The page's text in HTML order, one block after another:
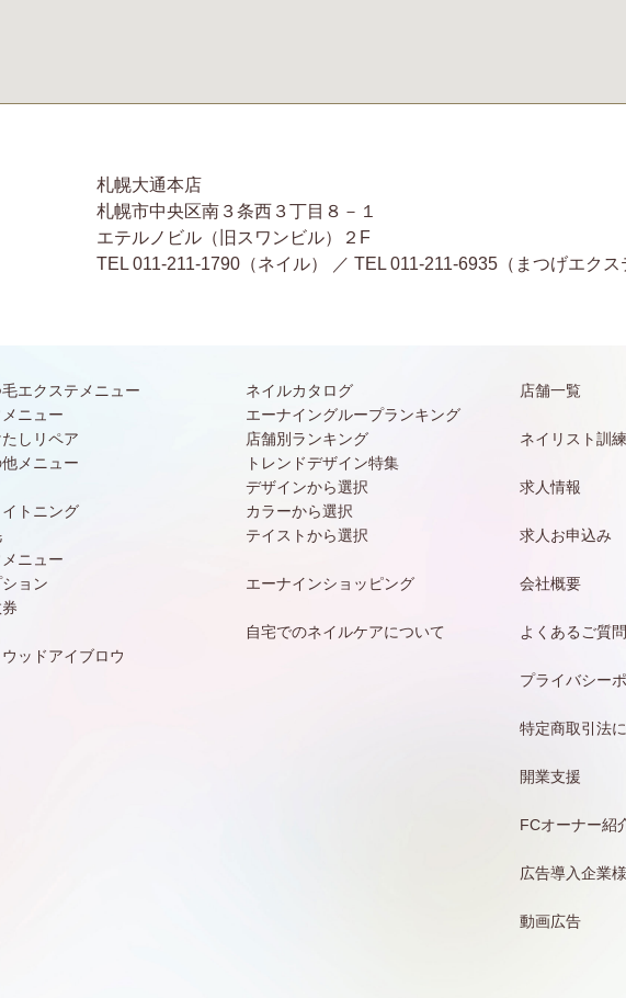
札幌大通本店
札幌市中央区南３条西３丁目８－１
エテルノビル（旧スワンビル）２F
TEL 011-211-1790（ネイル） ／ TEL 011-211-6935（まつげエクス
エクステメニュー
ニュー
しリペア
メニュー
トニング
ニュー
ョン
ッドアイブロウ
ネイルカタログ
エーナイングループランキング
店舗別ランキング
トレンドデザイン特集
デザインから選択
カラーから選択
テイストから選択
エーナインショッピング
自宅でのネイルケアについて
店舗一覧
ネイリスト訓
求人情報
求人お申込み
会社概要
よくあるご質問
プライバシー
特定商取引法
開業支援
FCオーナー紹
広告導入企業
動画広告